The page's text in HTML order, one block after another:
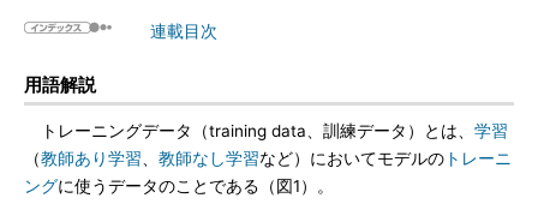
連載目次
用語解説
トレーニングデータ（training data、訓練データ）とは、 学習
（教師あり学習 教師なし学習など）においてモデルの トレーニ
ングに使うデータのことである（図1）。